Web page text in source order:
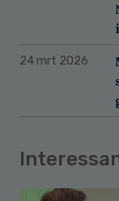
24 mrt 2026